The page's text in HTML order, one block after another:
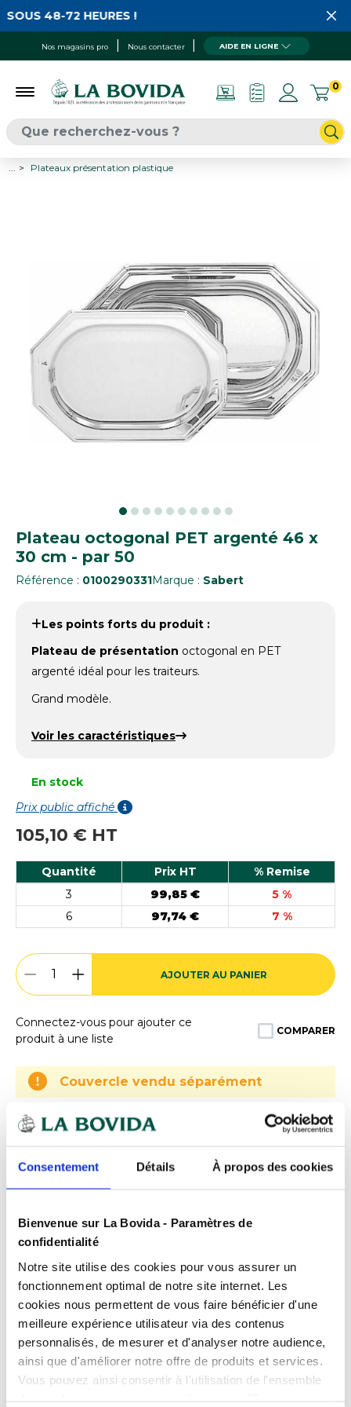
Consentement Détails À propos des cookies
Bienvenue sur La Bovida - Paramètres de
confidentialité
Notre site utilise des cookies pour vous assurer un
fonctionnement optimal de notre site internet. Les
cookies nous permettent de vous faire bénéficier d'une
meilleure expérience utilisateur via des contenus
personnalisés, de mesurer et d'analyser notre audience,
ainsi que d'améliorer notre offre de produits et services.
Vous pouvez ainsi consentir à l'utilisation de l'ensemble
Nos magasins pro Nous contacter AIDE EN LIGNE
0
48-72 HEURES !
Plateaux présentation plastique
Plateau octogonal PET argenté 46 x
30 cm - par 50
Référence : 0100290331Marque : Sabert
Les points forts du produit :
Plateau de présentation octogonal en PET
argenté idéal pour les traiteurs.
Grand modèle.
Voir les caractéristiques
En stock
Prix public affiché
105,10 € HT
Quantité Prix HT
% Remise
3
99,85 €
5 %
6
97,74 € 7 %
AJOUTER AU PANIER
Connectez-vous pour ajouter ce
produit à une liste
COMPARER
Couvercle vendu séparément
Expédition
rapide
Des experts
à votre écoute
Paiement100% sécurisé
Devisgratuits
Présentation
Le plateau convient aux applications froides de
-20°C à +45°C.
Cn de 50.
Dimensions: L. 46 x l. 30 cm
Caractéristiques
Conditionnement Carton de 50